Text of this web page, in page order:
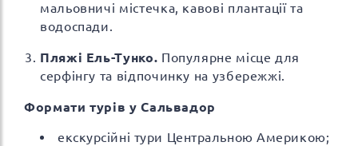
мальовничі містечка, кавові плантації та
водоспади.
Пляжі Ель-Тунко. Популярне місце для
серфінгу та відпочинку на узбережжі.
Формати турів у Сальвадор
екскурсійні тури Центральною Америкою;